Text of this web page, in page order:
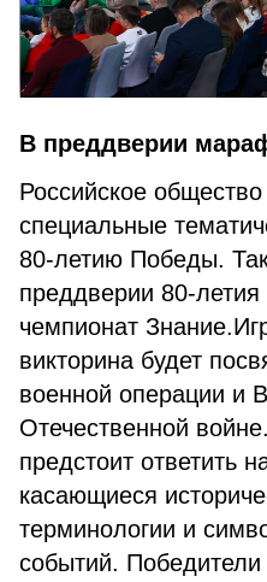
В преддверии
Российское
специальные
80-летию Победы.
преддверии 80-
чемпионат
викторина будет
военной операции и
Отечественной
предстоит ответить
касающиеся
терминологии и
событий. Победители